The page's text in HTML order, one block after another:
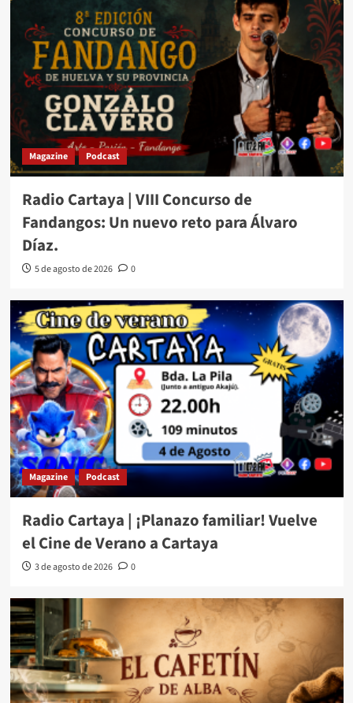
Magazine Podcast
Radio Cartaya | VIII Concurso de
Fandangos: Un nuevo reto para Álvaro
Díaz.
5 de agosto de 2026 0
Magazine Podcast
Radio Cartaya | ¡Planazo familiar! Vuelve
el Cine de Verano a Cartaya
3 de agosto de 2026 0